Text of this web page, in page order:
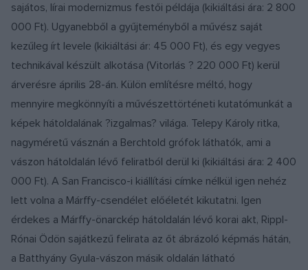
sajátos, lírai modernizmus festői példája (kikiáltási ára: 2 800
000 Ft). Ugyanebből a gyűjteményből a művész saját
kezűleg írt levele (kikiáltási ár: 45 000 Ft), és egy vegyes
technikával készült alkotása (Vitorlás ? 220 000 Ft) kerül
árverésre április 28-án. Külön említésre méltó, hogy
mennyire megkönnyíti a művészettörténeti kutatómunkát a
képek hátoldalának ?izgalmas? világa. Telepy Károly ritka,
nagyméretű vásznán a Berchtold grófok láthatók, ami a
vászon hátoldalán lévő feliratból derül ki (kikiáltási ára: 2 400
000 Ft). A San Francisco-i kiállítási címke nélkül igen nehéz
lett volna a Márffy-csendélet előéletét kikutatni. Igen
érdekes a Márffy-önarckép hátoldalán lévő korai akt, Rippl-
Rónai Ödön sajátkezű felirata az őt ábrázoló képmás hátán,
a Batthyány Gyula-vászon másik oldalán látható